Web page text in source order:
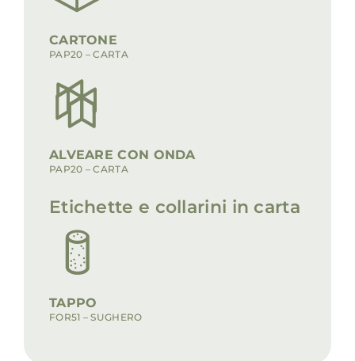
CARTONE
PAP20 – CARTA
ALVEARE CON ONDA
PAP20 – CARTA
Etichette e collarini in carta
TAPPO
FOR51 – SUGHERO